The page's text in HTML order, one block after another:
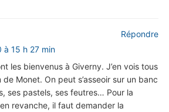
à 15 h 27 min
les bienvenus à Giverny. J’en vois tous
Monet. On peut s’asseoir sur un banc
ses pastels, ses feutres… Pour la
revanche, il faut demander la
Répondre